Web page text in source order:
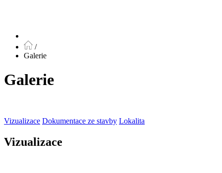
/
Galerie
Galerie
Vizualizace Dokumentace ze stavby Lokalita
Vizualizace